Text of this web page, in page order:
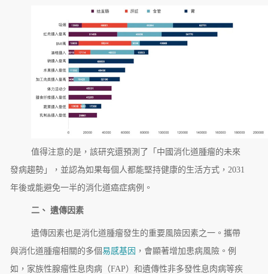
值得注意的是，該研究還預測了「中國消化道腫瘤的未來
發病趨勢」，並認為如果每個人都能堅持健康的生活方式，2031
年後或能避免一半的消化道癌症病例。
二、 遺傳因素
遺傳因素也是消化道腫瘤發生的重要風險因素之一。攜帶
與消化道腫瘤相關的多個易感基因 ，會顯著增加患病風險。例
如，家族性腺瘤性息肉病（FAP）和遺傳性非多發性息肉病等疾